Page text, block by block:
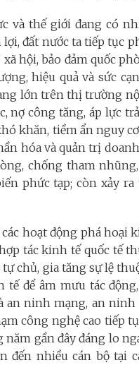
và thế giới đang có
đất nước ta tiếp tục
hội, bảo đảm quốc
hiệu quả và sức
lớn trên thị trường
nợ công tăng, áp lực
khăn, tiềm ẩn nguy
hóa và quản trị
chống tham
phức tạp; còn xảy
hoạt động phá
tác kinh tế quốc tế
chủ, gia tăng sự lệ
để âm mưu tác
ninh mạng, an
công nghệ cao tiếp
gần đây đáng lo
đến nhiều cán bộ tại